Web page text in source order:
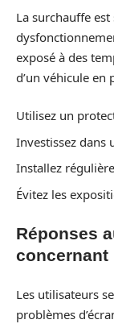
La surchauffe
exposé à des
d’un véhicule en
Utilisez un
Investissez dans
Installez
Évitez les
Réponses
concernant
Les utilisateurs
problèmes